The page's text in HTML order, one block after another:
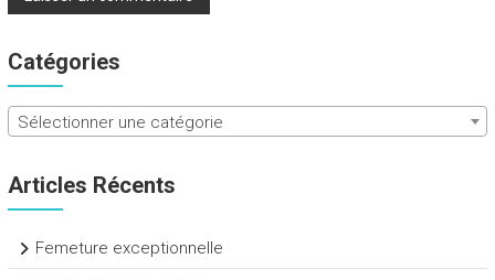
Catégories
Sélectionner une catégorie
Articles Récents
Femeture exceptionnelle